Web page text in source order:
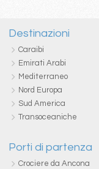
Destinazioni
Caraibi
Emirati Arabi
Mediterraneo
Nord Europa
Sud America
Transoceaniche
Porti di partenza
Crociere da Ancona